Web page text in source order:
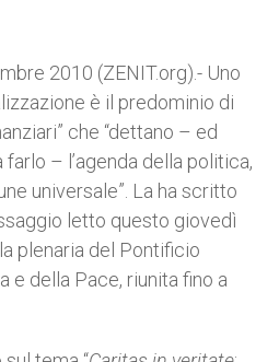
2010 (ZENIT.org).- Uno
è il predominio di
che “dettano – ed
– l’agenda della politica,
universale”. La ha scritto
letto questo giovedì
plenaria del Pontificio
e della Pace, riunita fino a